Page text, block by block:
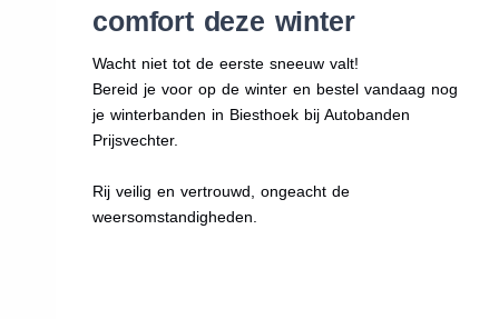
comfort deze winter
Wacht niet tot de eerste sneeuw valt!
Bereid je voor op de winter en bestel vandaag nog
je winterbanden in Biesthoek bij Autobanden
Prijsvechter.
Rij veilig en vertrouwd, ongeacht de
weersomstandigheden.